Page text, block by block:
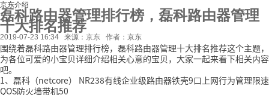
京东介绍
磊科路由器管理排行榜，磊科路由器管理
十大排名推荐
2019-07-23 16:34 来源：京东 作者：京东
围绕着磊科路由器管理排行榜，磊科路由器管理十大排名推荐这个主题，
为各位可爱的小宝贝详细介绍相关心意的宝贝，大家一起来看下相关内容
吧。
1、磊科（netcore） NR238有线企业级路由器铁壳9口上网行为管理限速
QOS防火墙带机50